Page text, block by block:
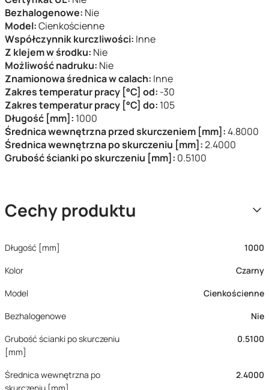
Bezhalogenowe: Nie
Model:Cienkościenne
Współczynnik kurczliwości: Inne
Z klejem w środku: Nie
Możliwość nadruku: Nie
Znamionowa średnica w calach: Inne
Zakres temperatur pracy [°C] od: -30
Zakres temperatur pracy [°C] do: 105
Długość [mm]: 1000
Średnica wewnętrzna przed skurczeniem [mm]:4.8000
Średnica wewnętrzna po skurczeniu [mm]:2.4000
Grubość ścianki po skurczeniu [mm]: 0.5100
Cechy produktu
Długość [mm]
1000
Kolor
Czarny
Model
Cienkościenne
Bezhalogenowe
Nie
Grubość ścianki po skurczeniu
[mm]
0.5100
Średnica wewnętrzna po
2.4000